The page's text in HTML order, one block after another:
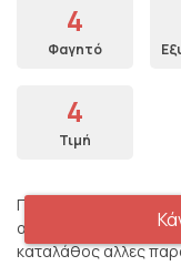
4
Φαγητό
4
Τιμή
Πολύ γευστικό
ατμόσφαιρα. Οι
καταλάθος αλλες